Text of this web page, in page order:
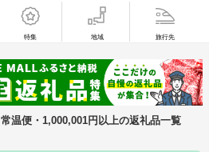
特集 地域 旅行先
常温便・1,000,001円以上の返礼品一覧